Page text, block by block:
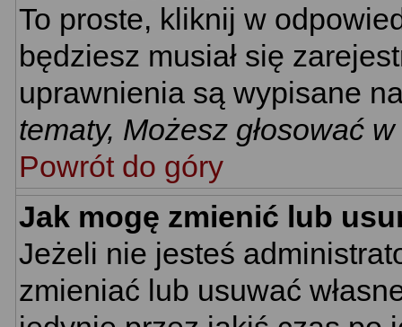
To proste, kliknij w
będziesz musiał się
uprawnienia są wypisane
tematy, Możesz głosować
Powrót do góry
Jak mogę zmienić lub
Jeżeli nie jesteś
zmieniać lub usuwać